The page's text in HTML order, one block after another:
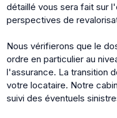
détaillé vous sera fait sur
perspectives de
Nous vérifierons que le
ordre en particulier au
l'assurance. La transition
votre locataire. Notre
suivi des éventuels